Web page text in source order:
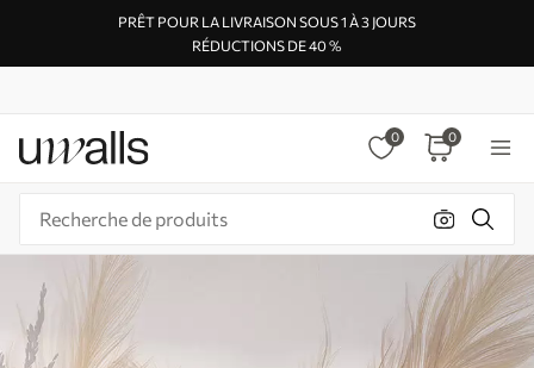
PRÊT POUR LA LIVRAISON SOUS 1 À 3 JOURS
RÉDUCTIONS DE 40 %
0 0